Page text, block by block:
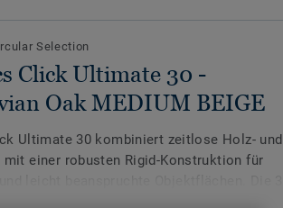
Selection
Click Ultimate 30 -
Oak MEDIUM BEIGE
Ultimate 30 kombiniert zeitlose Holz- und
einer robusten Rigid-Konstruktion für
Tiefdruck sorgen für eine harmonische